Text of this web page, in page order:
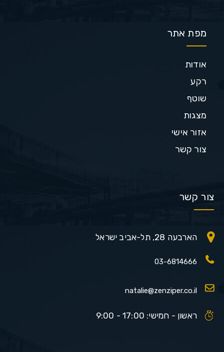
מפת אתר
אודות
רקע
שוטף
מצגות
אזור אישי
צור קשר
צור קשר
הארבעה 28, תל-אביב ישראל
03-6814666
natalie@zenziper.co.il
ראשון - חמישי: 17:00 - 9:00